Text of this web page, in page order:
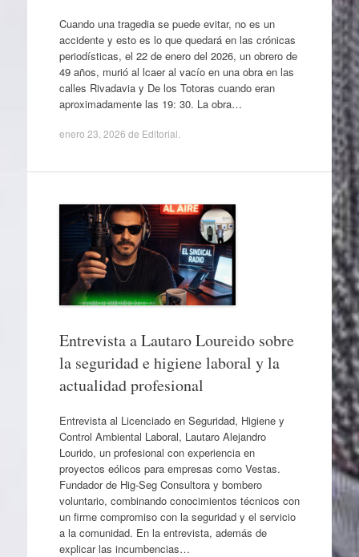
Cuando una tragedia se puede evitar, no es un
accidente y esto es lo que quedará en las crónicas
periodísticas, el 22 de enero del 2026, un obrero de
49 años, murió al lcaer al vacío en una obra en las
calles Rivadavia y De los Totoras cuando eran
aproximadamente las 19: 30. La obra…
enero 23, 2026 de Editorial
Entrevista a Lautaro Loureido sobre
la seguridad e higiene laboral y la
actualidad profesional
Entrevista al Licenciado en Seguridad, Higiene y
Control Ambiental Laboral, Lautaro Alejandro
Lourido, un profesional con experiencia en
proyectos eólicos para empresas como Vestas.
Fundador de Hig-Seg Consultora y bombero
voluntario, combinando conocimientos técnicos con
un firme compromiso con la seguridad y el servicio
a la comunidad. En la entrevista, además de
explicar las incumbencias…